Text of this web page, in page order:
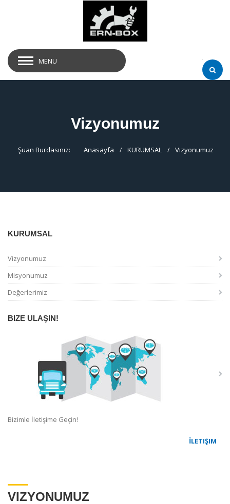
MENU
Vizyonumuz
Şuan Burdasınız: Anasayfa KURUMSAL Vizyonumuz
KURUMSAL
Vizyonumuz
Misyonumuz
Değerlerimiz
BIZE ULAŞIN!
Bizimle İletişime Geçin!
İLETIŞIM
VIZYONUMUZ